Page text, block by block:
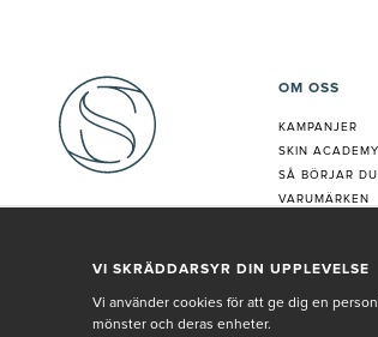
OM OSS
KAMPANJER
SKIN ACADEMY
SÅ BÖRJAR
VARUMÄRKEN
VÅR PERSONAL
VI SKRÄDDARSYR DIN UPPLEVELSE
Vi använder cookies för att ge dig en
mönster och deras enheter.